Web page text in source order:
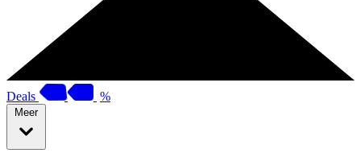
Deals %
Meer